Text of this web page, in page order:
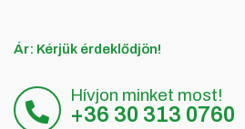
Deutsch
Ár: Kérjük érdeklődjön!
Hívjon minket most!
+36 30 313 0760